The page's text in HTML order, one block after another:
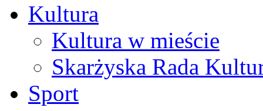
Kultura
Kultura w mieście
Skarżyska Rada
Sport